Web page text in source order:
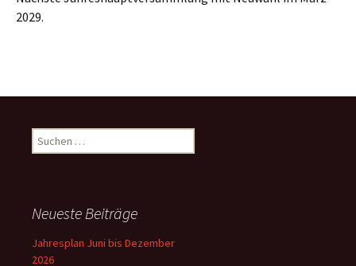
2029.
Suchen
nach:
Neueste Beiträge
Jahresplan Juni bis Dezember
2026